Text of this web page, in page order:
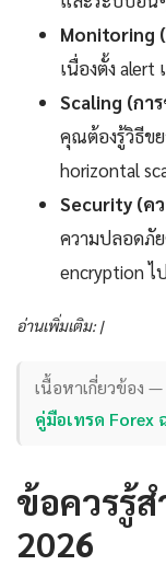
Monitoring
เนื่องตั้ง
Scaling (กา
คุณต้องรู้วิธีข
horizontal
Security (ค
ความปลอดภั
encryption ไ
อ่านเพิ่มเติม: |
เนื้อหาเกี่ยวข้อง —
คู่มือเทรด
ข้อควรรู้
2026